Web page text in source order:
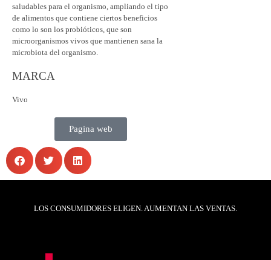
saludables para el organismo, ampliando el tipo
de alimentos que contiene ciertos beneficios
como lo son los probióticos, que son
microorganismos vivos que mantienen sana la
microbiota del organismo.
MARCA
Vivo
Pagina web
LOS CONSUMIDORES ELIGEN. AUMENTAN LAS VENTAS.